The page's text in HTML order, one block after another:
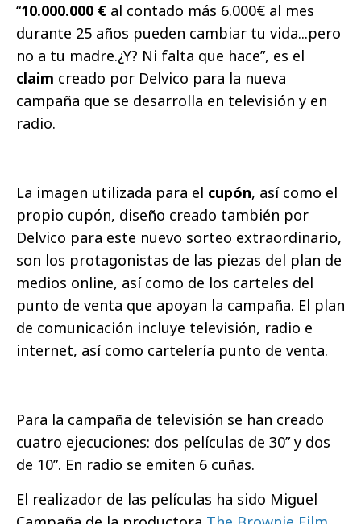
“10.000.000 € al contado más 6.000€ al mes
durante 25 años pueden cambiar tu vida...pero
no a tu madre.¿Y? Ni falta que hace”, es el
claim creado por Delvico para la nueva
campaña que se desarrolla en televisión y en
radio.
La imagen utilizada para el cupón, así como el
propio cupón, diseño creado también por
Delvico para este nuevo sorteo extraordinario,
son los protagonistas de las piezas del plan de
medios online, así como de los carteles del
punto de venta que apoyan la campaña. El plan
de comunicación incluye televisión, radio e
internet, así como cartelería punto de venta.
Para la campaña de televisión se han creado
cuatro ejecuciones: dos películas de 30” y dos
de 10”. En radio se emiten 6 cuñas.
El realizador de las películas ha sido Miguel